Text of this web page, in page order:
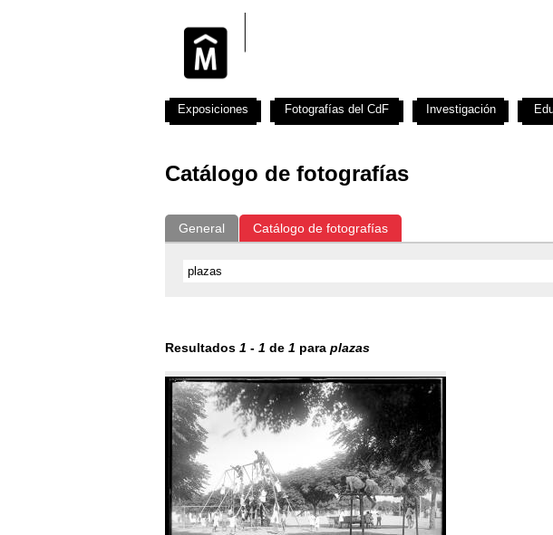
Catálogo de fotografías
General Catálogo de fotografías
Resultados 1 - 1 de 1 para plazas
Exposiciones Fotografías del CdF Investigación